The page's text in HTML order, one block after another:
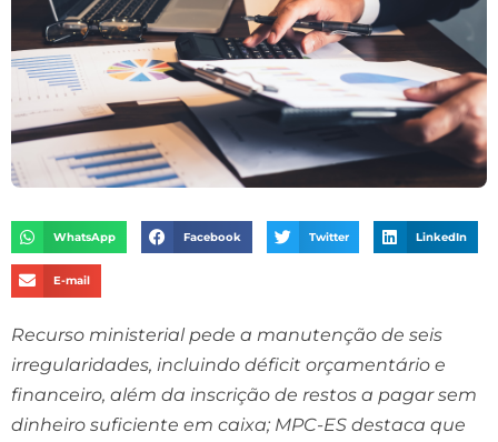
WhatsApp Facebook Twitter LinkedIn
E-mail
Recurso ministerial pede a manutenção de seis
irregularidades, incluindo déficit orçamentário e
financeiro, além da inscrição de restos a pagar sem
dinheiro suficiente em caixa; MPC-ES destaca que